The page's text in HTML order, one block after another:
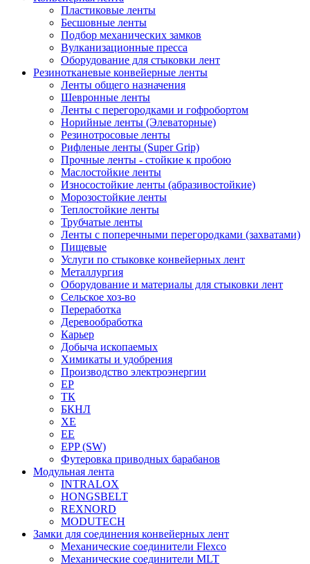
Пластиковые ленты
Бесшовные ленты
Подбор механических замков
Вулканизационные пресса
Оборудование для стыковки лент
Резинотканевые конвейерные ленты
Ленты общего назначения
Шевронные ленты
Ленты с перегородками и гофробортом
Норийные ленты (Элеваторные)
Резинотросовые ленты
Рифленые ленты (Super Grip)
Прочные ленты - стойкие к пробою
Маслостойкие ленты
Износостойкие ленты (абразивостойкие)
Морозостойкие ленты
Теплостойкие ленты
Трубчатые ленты
Ленты с поперечными перегородками (захватами)
Пищевые
Услуги по стыковке конвейерных лент
Металлургия
Оборудование и материалы для стыковки лент
Сельское хоз-во
Переработка
Деревообработка
Карьер
Добыча ископаемых
Химикаты и удобрения
Производство электроэнергии
EP
ТК
БКНЛ
XE
EE
EPP (SW)
Футеровка приводных барабанов
Модульная лента
INTRALOX
HONGSBELT
REXNORD
MODUTECH
Замки для соединения конвейерных лент
Механические соединители Flexco
Механические соединители MLT